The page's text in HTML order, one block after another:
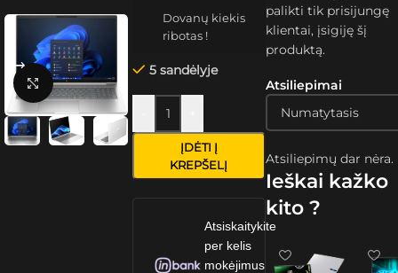
Spustelėkite, kad padidintumėte
Dovanų kiekis
ribotas !
5 sandėlyje
ĮDĖTI Į
KREPŠELĮ
Atsiskaitykite
per kelis
mokėjimus
Atsiliepimai
Atsiliepimų dar nėra.
palikti tik prisijungę
klientai, įsigiję šį
produktą.
Ieškai kažko
kito ?